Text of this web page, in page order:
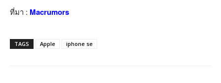
ที่มา : Macrumors
TAGS Apple iphone se